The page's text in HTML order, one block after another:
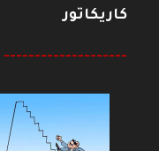
كاريكاتور
--------------------